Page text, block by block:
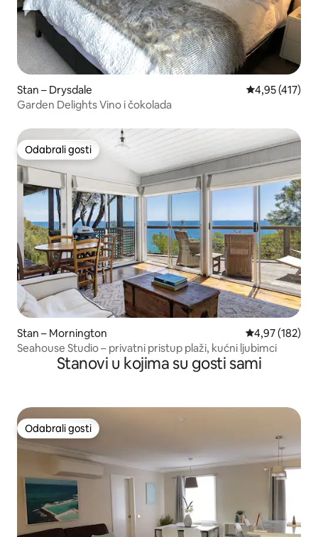
Stan – Drysdale Prosječna
4,95 (417)
Garden Delights Vino i čokolada
Odabrali gosti
Odabrali gosti
Stan – Mornington Prosječna
4,97 (182)
Seahouse Studio – privatni pristup plaži, kućni ljubimci
Stanovi u kojima su gosti sami
Odabrali gosti
Odabrali gosti